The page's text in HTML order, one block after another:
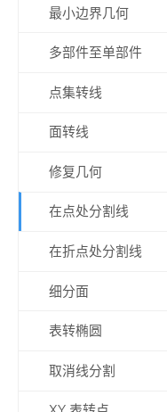
最小边界几何
多部件至单部件
点集转线
面转线
修复几何
在点处分割线
在折点处分割线
细分面
表转椭圆
取消线分割